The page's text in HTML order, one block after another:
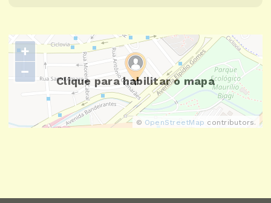
Clique para habilitar o mapa
+
−
© OpenStreetMap contributors.